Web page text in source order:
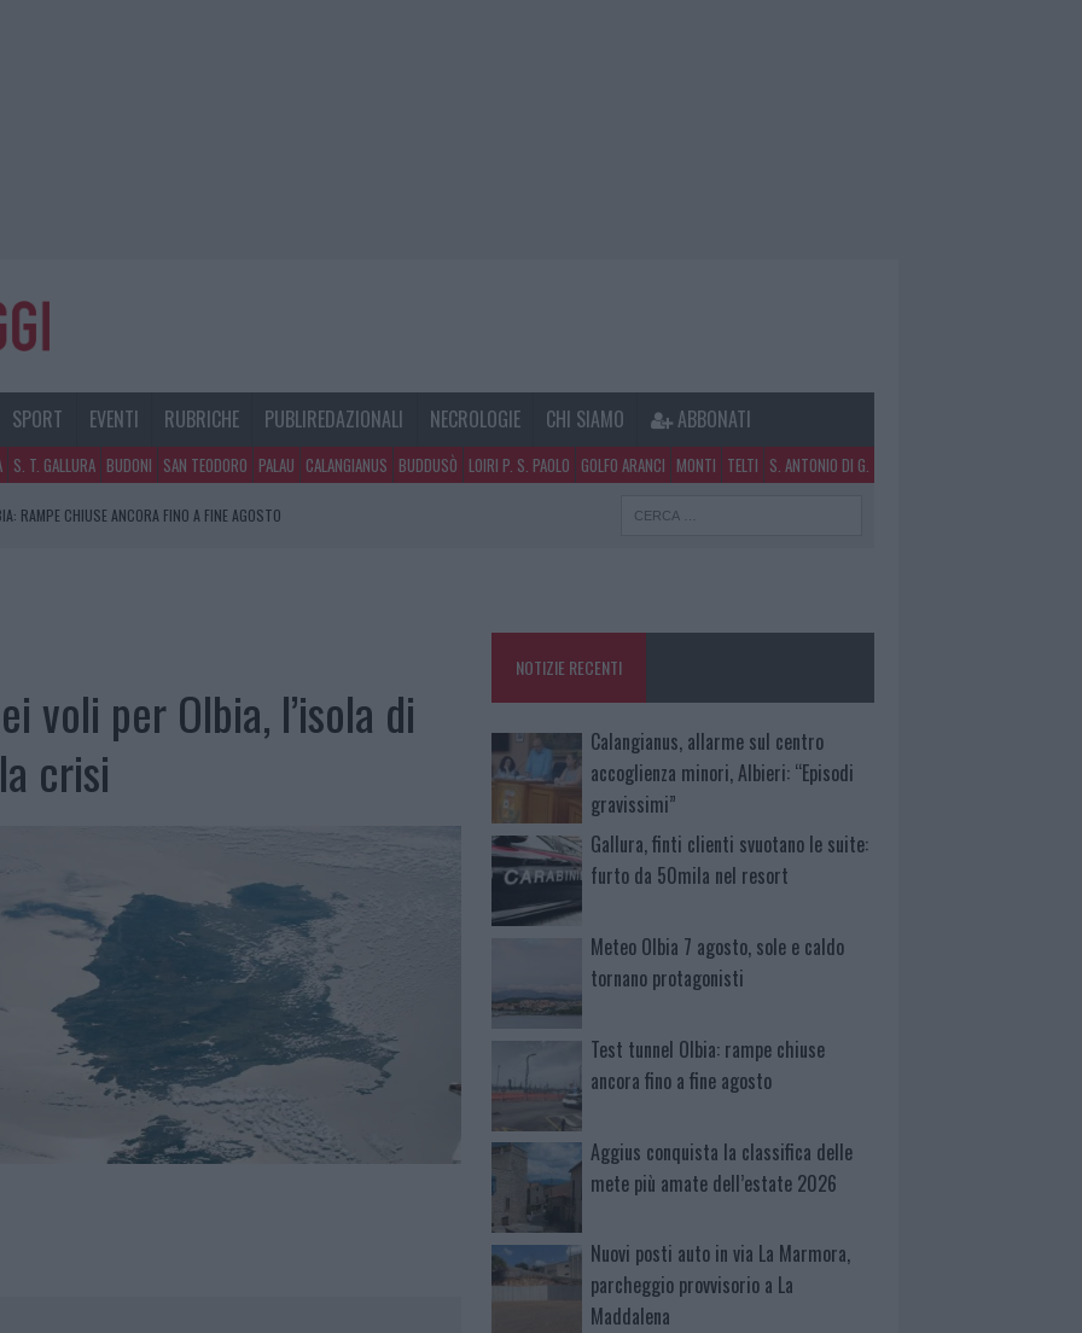
SPORT EVENTI RUBRICHE PUBLIREDAZIONALI NECROLOGIE CHI SIAMO ABBONATI
S. T. GALLURA BUDONI SAN TEODORO PALAU CALANGIANUS BUDDUSÒ LOIRI P. S. PAOLO GOLFO ARANCI MONTI TELTI S. ANTONIO DI G.
RAMPE CHIUSE ANCORA FINO A FINE AGOSTO
LE SUITE: FURTO DA 50MILA NEL RESORT
voli per Olbia, l’isola di
crisi
NOTIZIE RECENTI
Calangianus, allarme sul centro
accoglienza minori, Albieri: “Episodi
gravissimi”
Gallura, finti clienti svuotano le suite:
furto da 50mila nel resort
Meteo Olbia 7 agosto, sole e caldo
tornano protagonisti
Test tunnel Olbia: rampe chiuse
ancora fino a fine agosto
Aggius conquista la classifica delle
mete più amate dell’estate 2026
Nuovi posti auto in via La Marmora,
parcheggio provvisorio a La
Maddalena